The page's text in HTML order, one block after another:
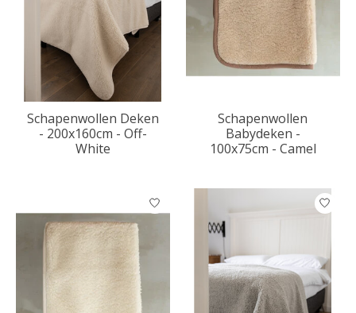
Schapenwollen Deken
- 200x160cm - Off-
White
Schapenwollen
Babydeken -
100x75cm - Camel